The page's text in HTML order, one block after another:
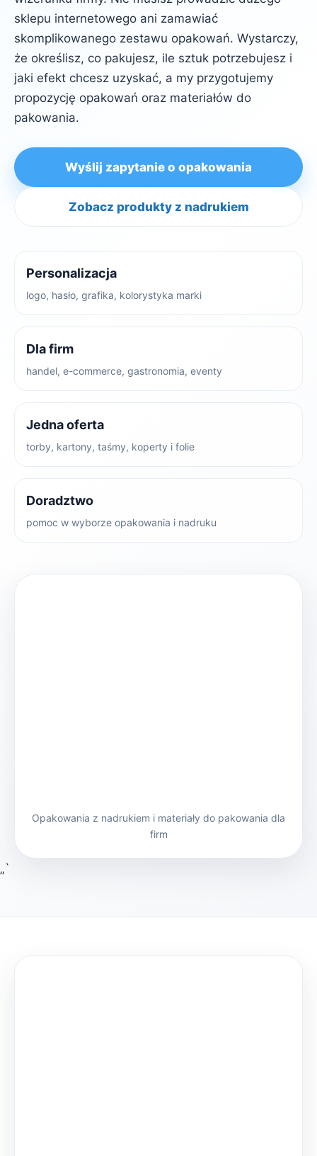
sklepu internetowego ani zamawiać
skomplikowanego zestawu opakowań. Wystarczy,
że określisz, co pakujesz, ile sztuk potrzebujesz i
jaki efekt chcesz uzyskać, a my przygotujemy
propozycję opakowań oraz materiałów do
pakowania.
Wyślij zapytanie o opakowania
Zobacz produkty z nadrukiem
Personalizacja
logo, hasło, grafika, kolorystyka marki
Dla firm
handel, e-commerce, gastronomia, eventy
Jedna oferta
torby, kartony, taśmy, koperty i folie
Doradztwo
pomoc w wyborze opakowania i nadruku
Opakowania z nadrukiem i materiały do pakowania dla
firm
„`